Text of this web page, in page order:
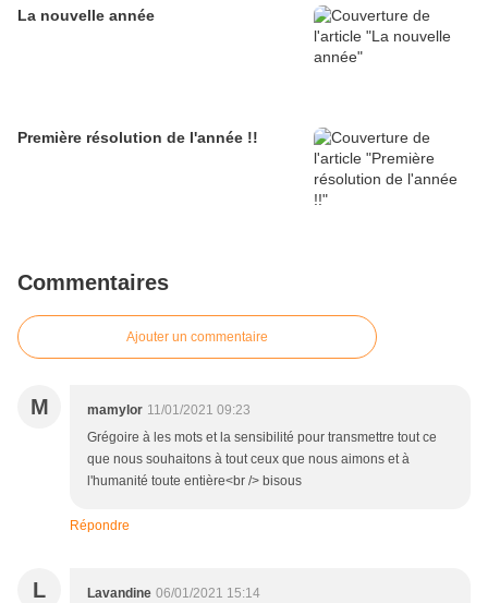
La nouvelle année
Première résolution de l'année !!
Commentaires
Ajouter un commentaire
M mamylor 11/01/2021 09:23
Grégoire à les mots et la sensibilité pour transmettre tout ce
que nous souhaitons à tout ceux que nous aimons et à
l'humanité toute entière<br /> bisous
Répondre
L Lavandine 06/01/2021 15:14